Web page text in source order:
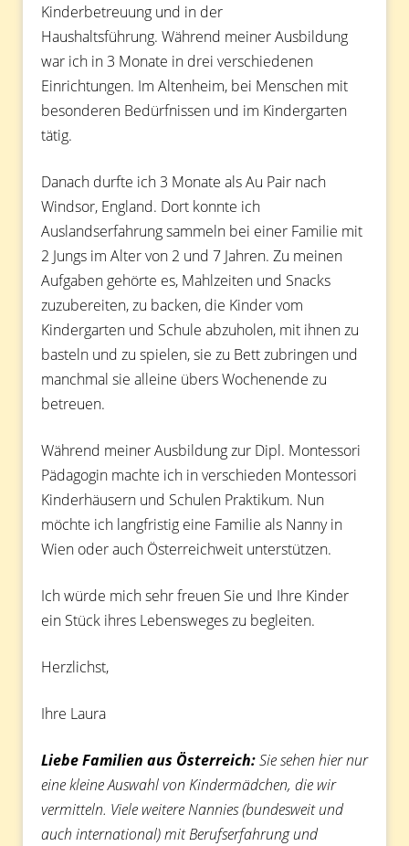
Kinderbetreuung und in der
Haushaltsführung. Während meiner Ausbildung
war ich in 3 Monate in drei verschiedenen
Einrichtungen. Im Altenheim, bei Menschen mit
besonderen Bedürfnissen und im Kindergarten
tätig.
Danach durfte ich 3 Monate als Au Pair nach
Windsor, England. Dort konnte ich
Auslandserfahrung sammeln bei einer Familie mit
2 Jungs im Alter von 2 und 7 Jahren. Zu meinen
Aufgaben gehörte es, Mahlzeiten und Snacks
zuzubereiten, zu backen, die Kinder vom
Kindergarten und Schule abzuholen, mit ihnen zu
basteln und zu spielen, sie zu Bett zubringen und
manchmal sie alleine übers Wochenende zu
betreuen.
Während meiner Ausbildung zur Dipl. Montessori
Pädagogin machte ich in verschieden Montessori
Kinderhäusern und Schulen Praktikum. Nun
möchte ich langfristig eine Familie als Nanny in
Wien oder auch Österreichweit unterstützen.
Ich würde mich sehr freuen Sie und Ihre Kinder
ein Stück ihres Lebensweges zu begleiten.
Herzlichst,
Ihre Laura
Liebe Familien aus Österreich:Sie sehen hier nur
eine kleine Auswahl von Kindermädchen, die wir
vermitteln. Viele weitere Nannies (bundesweit und
auch international) mit Berufserfahrung und